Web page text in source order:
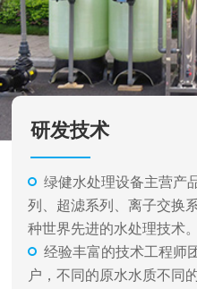
研发技术
绿健水处理设备主营产
列、超滤系列、离子交换
种世界先进的水处理技术。
经验丰富的技术工程师
户，不同的原水水质不同